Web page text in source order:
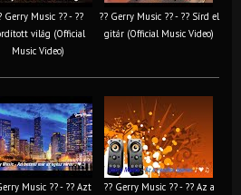
Gerry Music ?? - ??
világ (Official
Music Video)
?? Gerry Music ?? - ?? Sírd el
gitár (Official Music Video)
Music ?? - ?? Azt ?? Gerry Music ?? - ?? Az a